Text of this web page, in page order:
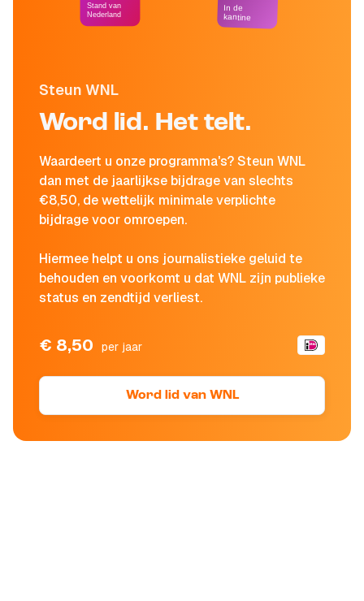
Steun WNL
Word lid. Het telt.
Waardeert u onze programma's? Steun WNL
dan met de jaarlijkse bijdrage van slechts
€8,50, de wettelijk minimale verplichte
bijdrage voor omroepen.
Hiermee helpt u ons journalistieke geluid te
behouden en voorkomt u dat WNL zijn publieke
status en zendtijd verliest.
€ 8,50 per jaar
Word lid van WNL
Stand van
Nederland
In de
kantine